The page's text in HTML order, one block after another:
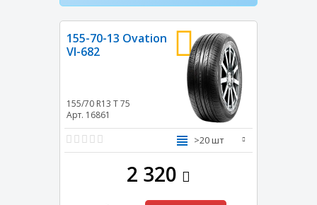
155-70-13 Ovation
VI-682
155/70 R13 T75
Арт. 16861
>20 шт
2 320